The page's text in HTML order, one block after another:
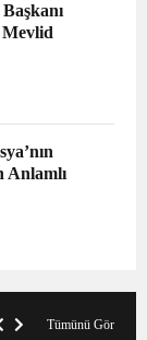
Anlamlı
Tümünü Gör